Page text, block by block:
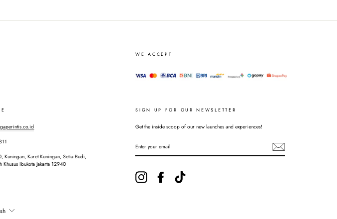
WE ACCEPT
Kuningan, Karet Kuningan, Setia Budi,
Khusus Ibukota Jakarta 12940
SIGN UP FOR OUR NEWSLETTER
Get the inside scoop of our new launches and experiences!
YOUR
EMAIL
Instagram Facebook